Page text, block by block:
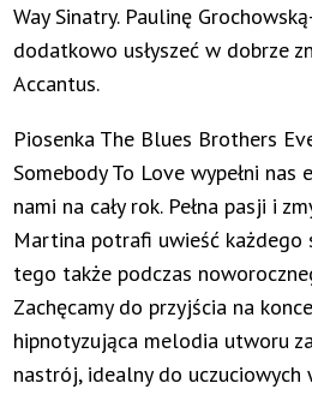
Way Sinatry. Paulinę
dodatkowo usłyszeć w dobrze
Accantus.
Piosenka The Blues Brothers
Somebody To Love wypełni nas
nami na cały rok. Pełna pasji i
Martina potrafi uwieść każdego
tego także podczas
Zachęcamy do przyjścia na
hipnotyzująca melodia utworu
nastrój, idealny do uczuciowych